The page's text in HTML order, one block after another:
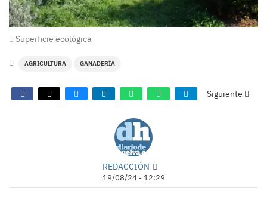
Superficie ecológica
AGRICULTURA GANADERÍA
Siguiente
REDACCIÓN
19/08/24 - 12:29